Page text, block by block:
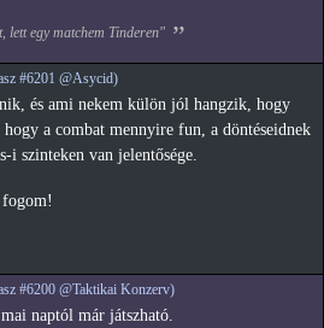
lett egy matchem Tinderen"
#6201 @Asycid)
és ami nekem külön jól hangzik, hogy
a combat mennyire fun, a döntéseidnek
i szinteken van jelentősége.
#6200 @Taktikai Konzerv)
naptól már játszható.